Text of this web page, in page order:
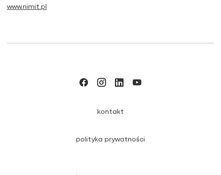
www.nimit.pl
kontakt
polityka prywatności